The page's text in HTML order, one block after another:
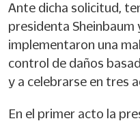
Ante dicha solicitud,
presidenta Sheinbaum
implementaron una
control de daños
y a celebrarse en tres
En el primer acto la